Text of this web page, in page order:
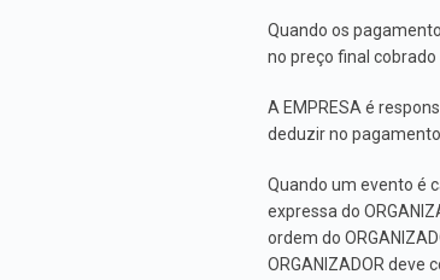
Quando os
no preço final cobrado
A EMPRESA é
deduzir no
Quando um evento é
expressa do
ordem do
ORGANIZADOR